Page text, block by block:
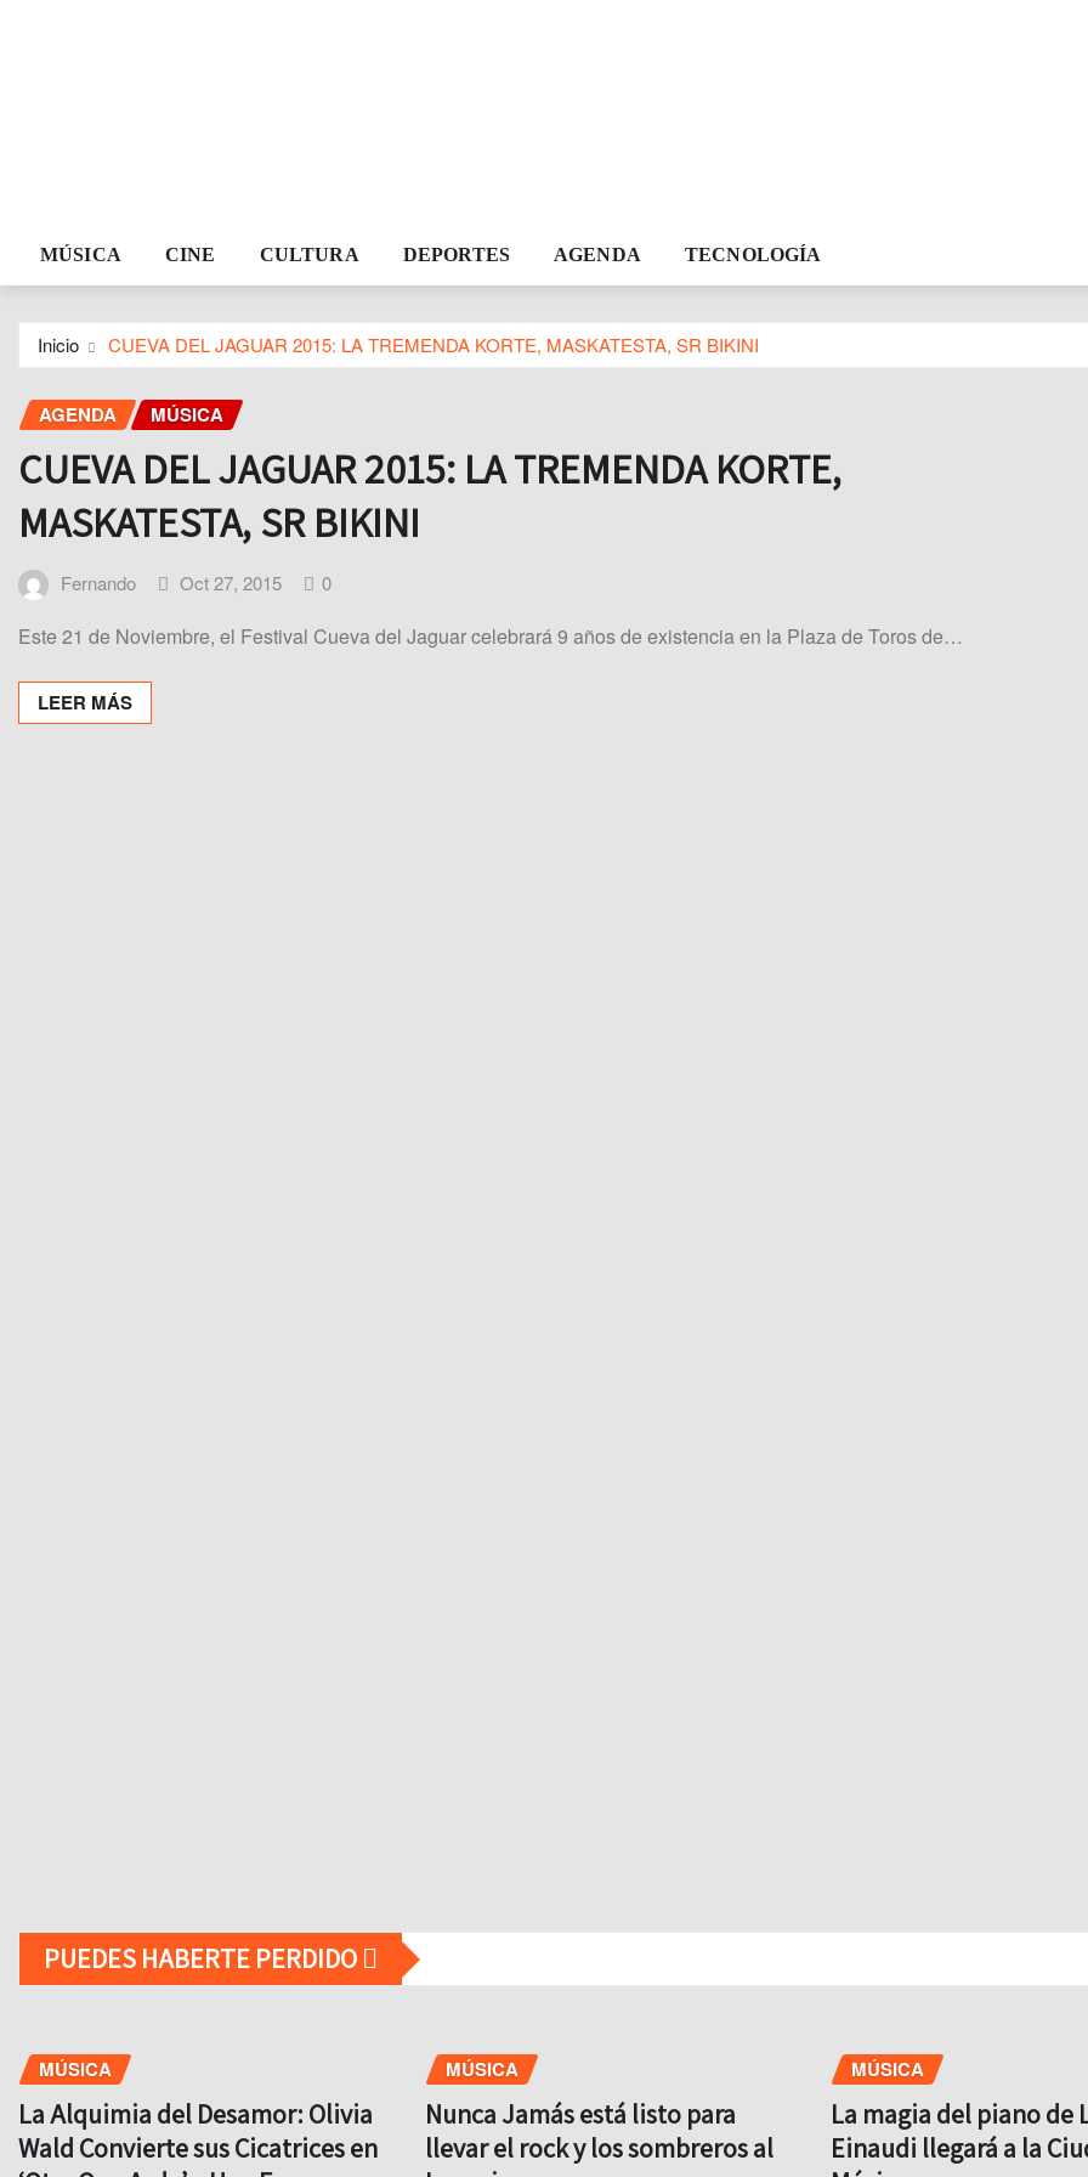
MÚSICA CINE CULTURA DEPORTES AGENDA TECNOLOGÍA
Inicio CUEVA DEL JAGUAR 2015: LA TREMENDA KORTE, MASKATESTA, SR BIKINI
AGENDA MÚSICA
CUEVA DEL JAGUAR 2015: LA TREMENDA KORTE,
MASKATESTA, SR BIKINI
Fernando Oct 27, 2015 0
Este 21 de Noviembre, el Festival Cueva del Jaguar celebrará 9 años de existencia en la Plaza de Toros de…
LEER MÁS
PUEDES HABERTE PERDIDO
MÚSICA
La Alquimia del Desamor: Olivia
Wald Convierte sus Cicatrices en
MÚSICA
Nunca Jamás está listo para
llevar el rock y los sombreros al
MÚSICA
La magia del piano de
Einaudi llegará a la